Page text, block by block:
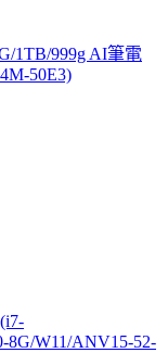
1TB/999g AI筆電
50E3)
8G/W11/ANV15-52-